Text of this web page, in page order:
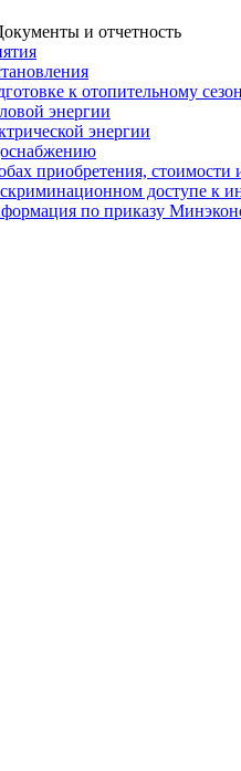
и отчетность
к отопительному
энергии
энергии
приобретения, стоимости
доступе к
по приказу